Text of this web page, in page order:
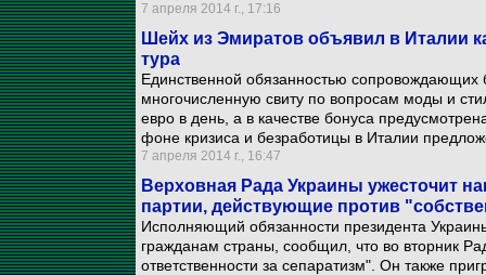
7 апреля 2014 г., 17:16
Шейх из Эмиратов объявил в Италии
тура
Единственной обязанностью сопровождающих
многочисленную свиту по вопросам моды и
евро в день, а в качестве бонуса
фоне кризиса и безработицы в Италии
7 апреля 2014 г., 16:47
Верховная Рада Украины ужесточит
партии, действующие против
Исполняющий обязанности президента
гражданам страны, сообщил, что во вторник
ответственности за сепаратизм". Он также